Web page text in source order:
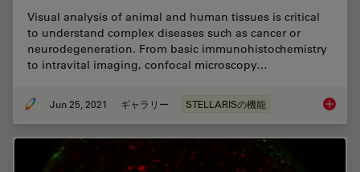
Visual analysis of animal and human tissues is critical
to understand complex diseases such as cancer or
neurodegeneration. From basic immunohistochemistry
to intravital imaging, confocal microscopy…
Jun 25, 2021 ギャラリー STELLARISの機能 Tissue